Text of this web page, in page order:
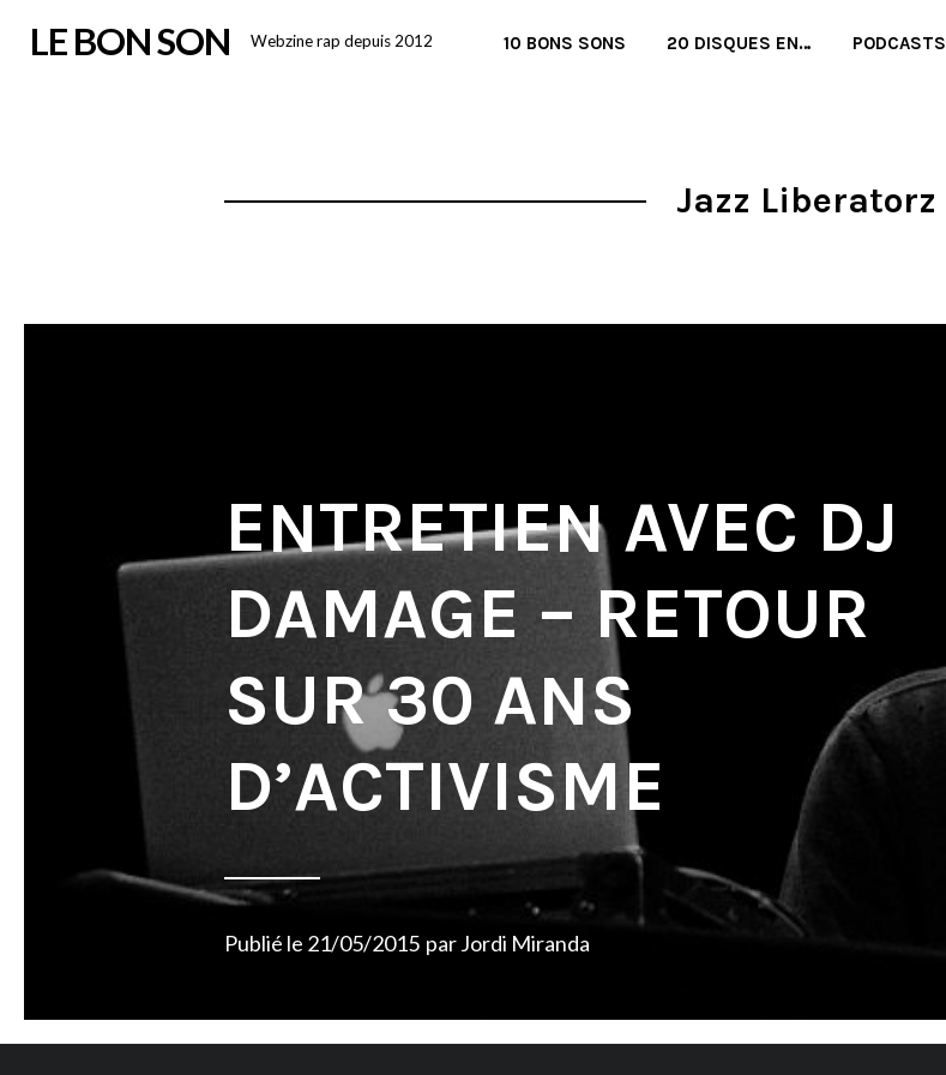
LE BON SON Webzine rap depuis 2012 10 BONS SONS 20 DISQUES EN… PODCASTS
Jazz Liberatorz
ENTRETIEN AVEC DJ
DAMAGE – RETOUR
SUR 30 ANS
D’ACTIVISME
Publié le 21/05/2015 parJordi Miranda